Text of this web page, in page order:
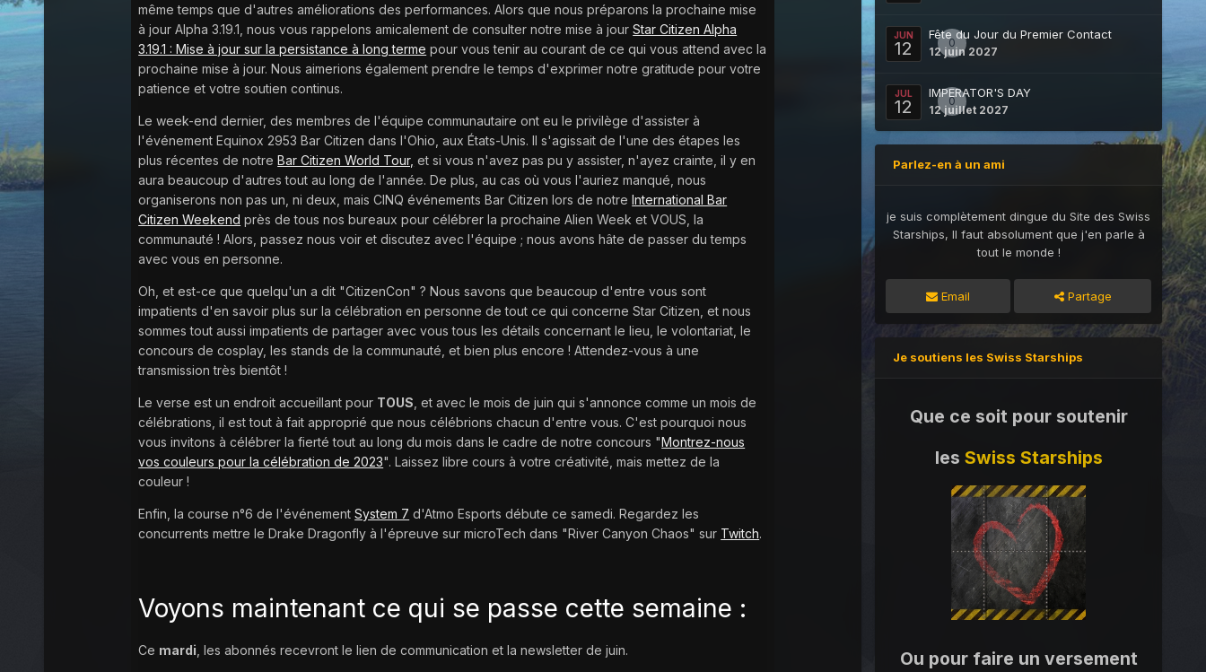
même temps que d'autres améliorations des performances. Alors que nous préparons la prochaine mise
à jour Alpha 3.19.1, nous vous rappelons amicalement de consulter notre mise à jourStar Citizen Alpha
3.19.1 : Mise à jour sur la persistance à long terme pour vous tenir au courant de ce qui vous attend avec la
prochaine mise à jour. Nous aimerions également prendre le temps d'exprimer notre gratitude pour votre
patience et votre soutien continus.
Le week-end dernier, des membres de l'équipe communautaire ont eu le privilège d'assister à
l'événement Equinox 2953 Bar Citizen dans l'Ohio, aux États-Unis. Il s'agissait de l'une des étapes les
plus récentes de notreBar Citizen World Tour, et si vous n'avez pas pu y assister, n'ayez crainte, il y en
aura beaucoup d'autres tout au long de l'année. De plus, au cas où vous l'auriez manqué, nous
organiserons non pas un, ni deux, mais CINQ événements Bar Citizen lors de notreInternational Bar
Citizen Weekend près de tous nos bureaux pour célébrer la prochaine Alien Week et VOUS, la
communauté ! Alors, passez nous voir et discutez avec l'équipe ; nous avons hâte de passer du temps
avec vous en personne.
Oh, et est-ce que quelqu'un a dit "CitizenCon" ? Nous savons que beaucoup d'entre vous sont
impatients d'en savoir plus sur la célébration en personne de tout ce qui concerne Star Citizen, et nous
sommes tout aussi impatients de partager avec vous tous les détails concernant le lieu, le volontariat, le
concours de cosplay, les stands de la communauté, et bien plus encore ! Attendez-vous à une
transmission très bientôt !
Le verse est un endroit accueillant pour TOUS , et avec le mois de juin qui s'annonce comme un mois de
célébrations, il est tout à fait approprié que nous célébrions chacun d'entre vous. C'est pourquoi nous
vous invitons à célébrer la fierté tout au long du mois dans le cadre de notre concours "Montrez-nous
vos couleurs pour la célébration de 2023". Laissez libre cours à votre créativité, mais mettez de la
couleur !
Enfin, la course n°6 de l'événementSystem 7 d'Atmo Esports débute ce samedi. Regardez les
concurrents mettre le Drake Dragonfly à l'épreuve sur microTech dans "River Canyon Chaos" sur Twitch.
Voyons maintenant ce qui se passe cette semaine :
Ce mardi , les abonnés recevront le lien de communication et la newsletter de juin.
JUN
12 0
Fête du Jour du Premier Contact
12 juin 2027
JUL
12 0
IMPERATOR'S DAY
12 juillet 2027
Parlez-en à un ami
je suis complètement dingue du Site des Swiss
Starships, Il faut absolument que j'en parle à
tout le monde !
Email Partage
Je soutiens les Swiss Starships
Que ce soit pour soutenir
les Swiss Starships
Ou pour faire un versement